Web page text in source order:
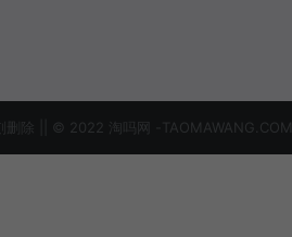
删除 || © 2022 淘吗网 -TAOMAWANG.COM